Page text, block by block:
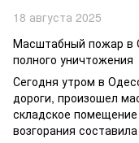
18 августа 2025
Масштабный пожар в
полного уничтожения
Сегодня утром в
дороги, произошел
складское
возгорания